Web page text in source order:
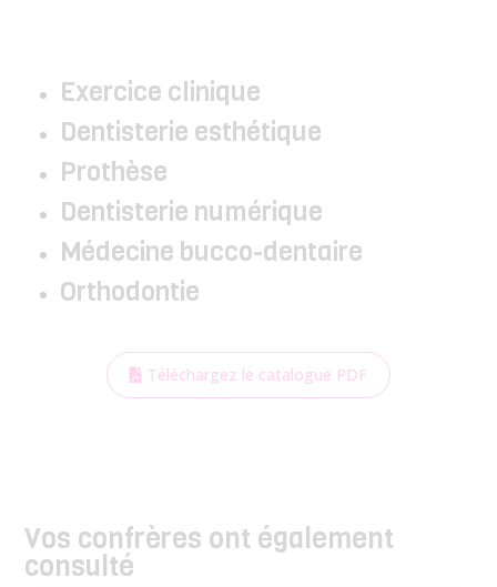
Exercice clinique
Dentisterie esthétique
Prothèse
Dentisterie numérique
Médecine bucco-dentaire
Orthodontie
Téléchargez le catalogue PDF
Vos confrères ont également
consulté